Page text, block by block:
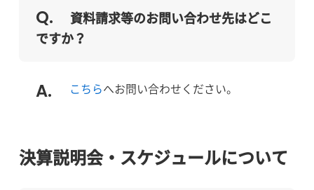
資料請求等のお問い合わせ先はどこ
ですか？
こちらへお問い合わせください。
決算説明会・スケジュールについて